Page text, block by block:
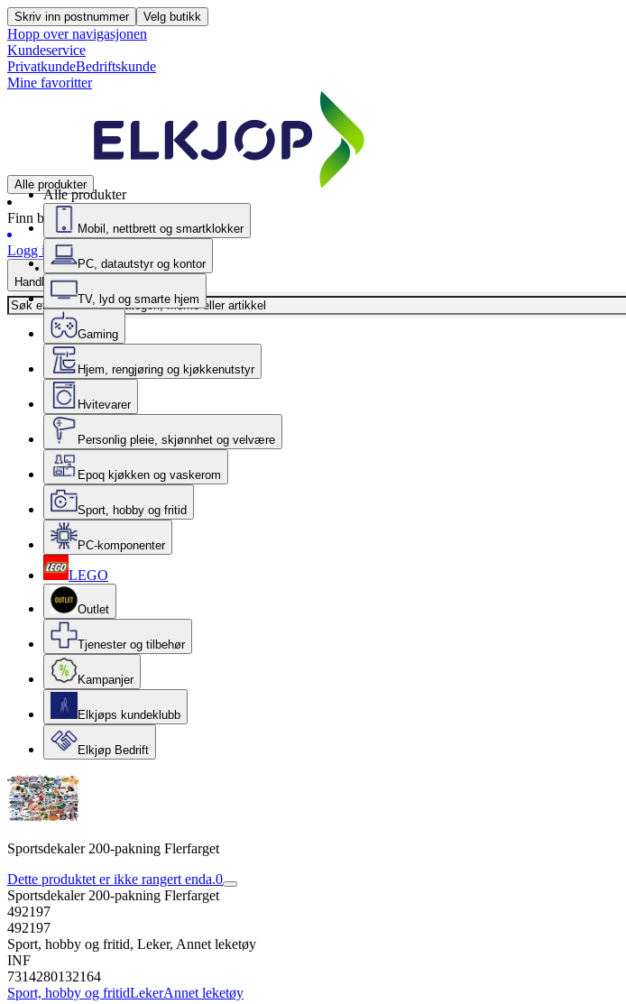
Skriv inn postnummer Velg butikk
Hopp over navigasjonen
Kundeservice
PrivatkundeBedriftskunde
Mine favoritter
Alle produkter
Finn butikk
Logg inn
Handlekurv
Alle produkter
Mobil, nettbrett og smartklokker
PC, datautstyr og kontor
TV, lyd og smarte hjem
Gaming
Hjem, rengjøring og kjøkkenutstyr
Hvitevarer
Personlig pleie, skjønnhet og velvære
Epoq kjøkken og vaskerom
Sport, hobby og fritid
PC-komponenter
LEGO
Outlet
Tjenester og tilbehør
Kampanjer
Elkjøps kundeklubb
Elkjøp Bedrift
Sportsdekaler 200-pakning Flerfarget
Dette produktet er ikke rangert enda.0
Sportsdekaler 200-pakning Flerfarget
492197
492197
Sport, hobby og fritid, Leker, Annet leketøy
INF
7314280132164
Sport, hobby og fritidLekerAnnet leketøy